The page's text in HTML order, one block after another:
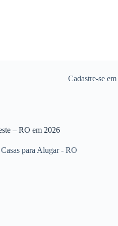
Cadastre-se em
– RO em 2026
Casas para Alugar - RO